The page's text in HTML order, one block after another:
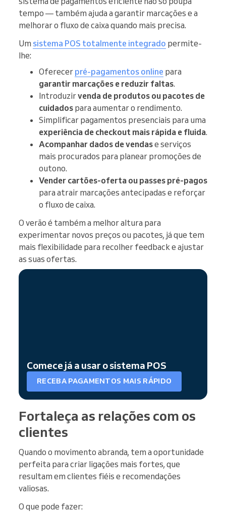
tempo — também ajuda a garantir marcações e a
melhorar o fluxo de caixa quando mais precisa.
Um sistema POS totalmente integrado permite-
lhe:
Oferecer pré-pagamentos online para
garantir marcações e reduzir faltas.
Introduzirvenda de produtos ou pacotes de
cuidados para aumentar o rendimento.
Simplificar pagamentos presenciais para uma
experiência de checkout mais rápida e fluida.
Acompanhar dados de vendase serviços
mais procurados para planear promoções de
outono.
Vender cartões-oferta ou passes pré-pagos
para atrair marcações antecipadas e reforçar
o fluxo de caixa.
O verão é também a melhor altura para
experimentar novos preços ou pacotes, já que tem
mais flexibilidade para recolher feedback e ajustar
as suas ofertas.
Comece já a usar o sistema POS
RECEBA PAGAMENTOS MAIS RÁPIDO
Fortaleça as relações com os
clientes
Quando o movimento abranda, tem a oportunidade
perfeita para criar ligações mais fortes, que
resultam em clientes fiéis e recomendações
valiosas.
O que pode fazer: